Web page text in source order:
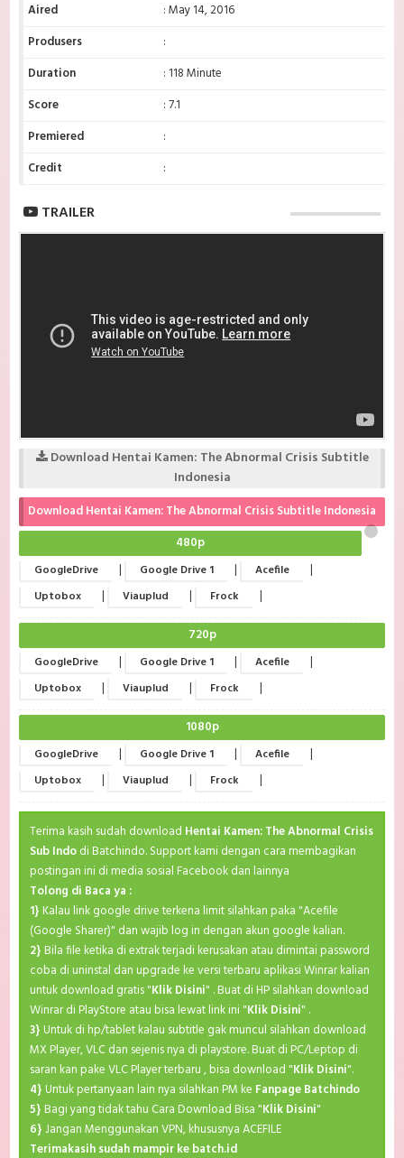
Aired
: May 14, 2016
Produsers
:
Duration
: 118 Minute
Score
: 7.1
Premiered
:
Credit
:
TRAILER
Download Hentai Kamen: The Abnormal Crisis Subtitle
Indonesia
Download Hentai Kamen: The Abnormal Crisis Subtitle Indonesia
480p
GoogleDrive | Google Drive 1 | Acefile |
Uptobox | Viauplud | Frock |
720p
GoogleDrive | Google Drive 1 | Acefile |
Uptobox | Viauplud | Frock |
1080p
GoogleDrive | Google Drive 1 | Acefile |
Uptobox | Viauplud | Frock |
Terima kasih sudah download Hentai Kamen: The Abnormal Crisis
Sub Indodi Batchindo. Support kami dengan cara membagikan
postingan ini di media sosial Facebook dan lainnya
Tolong di Baca ya :
1} Kalau link google drive terkena limit silahkan paka "Acefile
(Google Sharer)" dan wajib log in dengan akun google kalian.
2} Bila file ketika di extrak terjadi kerusakan atau dimintai password
coba di uninstal dan upgrade ke versi terbaru aplikasi Winrar kalian
untuk download gratis "Klik Disini" . Buat di HP silahkan download
Winrar di PlayStore atau bisa lewat link ini "Klik Disini" .
3} Untuk di hp/tablet kalau subtitle gak muncul silahkan download
MX Player, VLC dan sejenis nya di playstore. Buat di PC/Leptop di
saran kan pake VLC Player terbaru , bisa download "Klik Disini".
4} Untuk pertanyaan lain nya silahkan PM ke Fanpage Batchindo
5} Bagi yang tidak tahu Cara Download Bisa "Klik Disini"
6}Jangan Menggunakan VPN, khususnya ACEFILE
Terimakasih sudah mampir ke batch.id